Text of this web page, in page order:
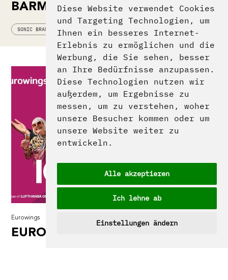
Diese Website verwendet Cookies
und Targeting Technologien, um
Ihnen ein besseres Internet-
Erlebnis zu ermöglichen und die
Werbung, die Sie sehen, besser
an Ihre Bedürfnisse anzupassen.
Diese Technologien nutzen wir
außerdem, um Ergebnisse zu
messen, um zu verstehen, woher
unsere Besucher kommen oder um
unsere Website weiter zu
entwickeln.
Alle akzeptieren
Ich lehne ab
Einstellungen ändern
BARMER Sonic Branding
SONIC BRANDING SOUND LOGO AUDIO UX
Eurowings
EUROWINGS ICH FLIEB'S